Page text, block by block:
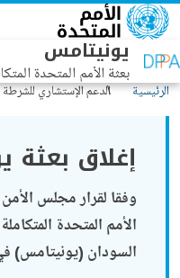
تجاوز إلى المحتوى الرئيسي
يونيتامس
بعثة الأمم المتحدة
الرئيسية الدعم الإستشاري للشرطة
إغلاق بعثة
الأمم المتحدة
السودان (يونيتامس) في 29 شباط/فبراير